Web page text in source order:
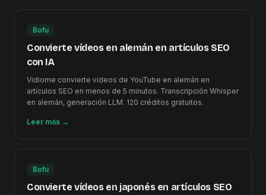
Bofu
Convierte vídeos en alemán en artículos SEO
con IA
Vidiome convierte vídeos de YouTube en alemán en
artículos SEO en menos de 5 minutos. Transcripción Whisper
en alemán, generación LLM. 120 créditos gratuitos.
Leer más →
Bofu
Convierte vídeos en japonés en artículos SEO